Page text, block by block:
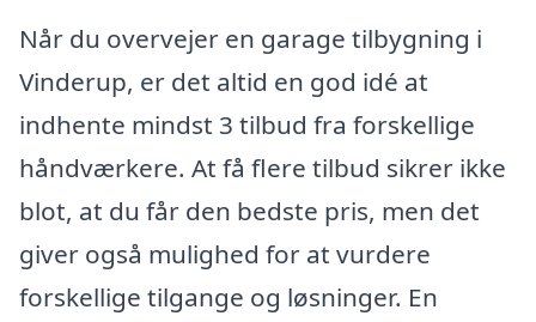
Når du overvejer en garage tilbygning i
Vinderup, er det altid en god idé at
indhente mindst 3 tilbud fra forskellige
håndværkere. At få flere tilbud sikrer ikke
blot, at du får den bedste pris, men det
giver også mulighed for at vurdere
forskellige tilgange og løsninger. En